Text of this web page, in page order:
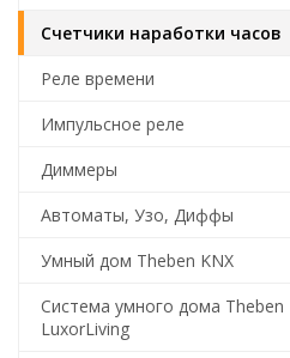
Счетчики наработки часов
Реле времени
Импульсное реле
Диммеры
Автоматы, Узо, Диффы
Умный дом Theben KNX
Система умного дома Theben
LuxorLiving